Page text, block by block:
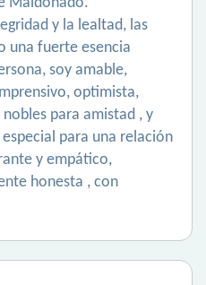
y la lealtad, las
una fuerte esencia
soy amable,
optimista,
para amistad , y
para una relación
y empático,
honesta , con